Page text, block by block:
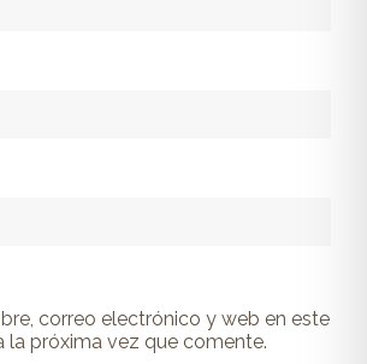
correo electrónico y web en este
la próxima vez que comente.